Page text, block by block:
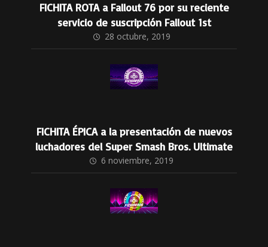
FICHITA ROTA a Fallout 76 por su reciente
servicio de suscripción Fallout 1st
28 octubre, 2019
FICHITA ÉPICA a la presentación de nuevos
luchadores del Super Smash Bros. Ultimate
6 noviembre, 2019